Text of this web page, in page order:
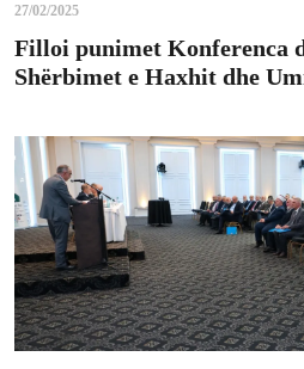
27/02/2025
Filloi punimet Konferenca
Shërbimet e Haxhit dhe